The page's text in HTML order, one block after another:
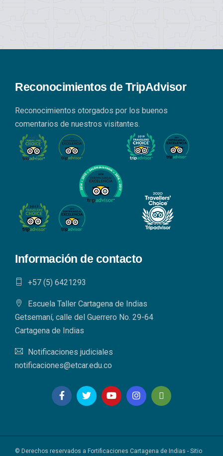
Reconocimientos de TripAdvisor
Reconocimientos otorgados por los buenos
comentarios de nuestros visitantes.
Información de contacto
+57 (5) 6421293​
Escuela Taller Cartagena de Indias
Getsemaní, calle del Guerrero No. 29-64
Cartagena de Indias
Notificaciones judiciales
notificaciones@etcar.edu.co
© Derechos reservados a Fortificaciones Cartagena de Indias - Sitio